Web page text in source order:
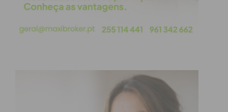
fazer com ela. A impreparação da oposição é
evidente, entre a falta de alternativa e
uma ala mais ao centro, em que todos se
querem mostrar mais sérios que outros,
distanciando-se de António Costa, qual Pilatos